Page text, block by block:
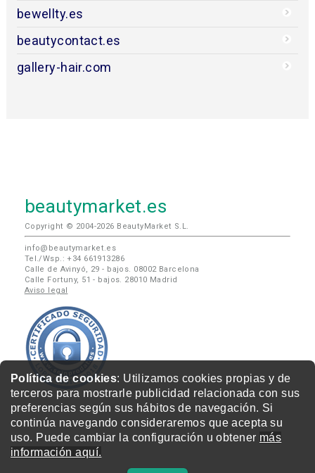
Política de cookies: Utilizamos cookies propias y de
terceros para mostrarle publicidad relacionada con sus
preferencias según sus hábitos de navegación. Si
continúa navegando consideraremos que acepta su
uso. Puede cambiar la configuración u obtener más
información aquí.
bewellty.es
beautycontact.es
gallery-hair.com
beautymarket.es
Copyright © 2004-2026 BeautyMarket S.L.
info@beautymarket.es
Tel./Wsp.: +34 661913286
Calle de Avinyó, 29 - bajos. 08002 Barcelona
Calle Fortuny, 51 - bajos. 28010 Madrid
Aviso legal